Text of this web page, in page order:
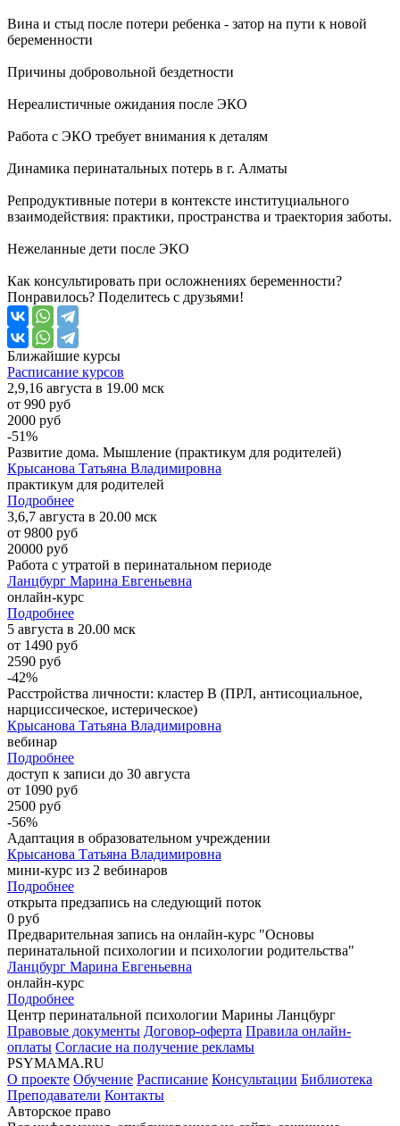
Вина и стыд после потери ребенка - затор на пути к новой
беременности
Причины добровольной бездетности
Нереалистичные ожидания после ЭКО
Работа с ЭКО требует внимания к деталям
Динамика перинатальных потерь в г. Алматы
Репродуктивные потери в контексте институциального
взаимодействия: практики, пространства и траектория заботы.
Нежеланные дети после ЭКО
Как консультировать при осложнениях беременности?
Понравилось? Поделитесь с друзьями!
Ближайшие курсы
Расписание курсов
2,9,16 августа в 19.00 мск
от 990 руб
2000 руб
-51%
Развитие дома. Мышление (практикум для родителей)
Крысанова Татьяна Владимировна
практикум для родителей
Подробнее
3,6,7 августа в 20.00 мск
от 9800 руб
20000 руб
Работа с утратой в перинатальном периоде
Ланцбург Марина Евгеньевна
онлайн-курс
Подробнее
5 августа в 20.00 мск
от 1490 руб
2590 руб
-42%
Расстройства личности: кластер B (ПРЛ, антисоциальное,
нарциссическое, истерическое)
Крысанова Татьяна Владимировна
вебинар
Подробнее
доступ к записи до 30 августа
от 1090 руб
2500 руб
-56%
Адаптация в образовательном учреждении
Крысанова Татьяна Владимировна
мини-курс из 2 вебинаров
Подробнее
открыта предзапись на следующий поток
0 руб
Предварительная запись на онлайн-курс "Основы
перинатальной психологии и психологии родительства"
Ланцбург Марина Евгеньевна
онлайн-курс
Подробнее
Центр перинатальной психологии Марины Ланцбург
Правовые документы Договор-оферта Правила онлайн-
оплаты Согласие на получение рекламы
PSYMAMA.RU
О проекте Обучение Расписание Консультации Библиотека
Преподаватели Контакты
Авторское право